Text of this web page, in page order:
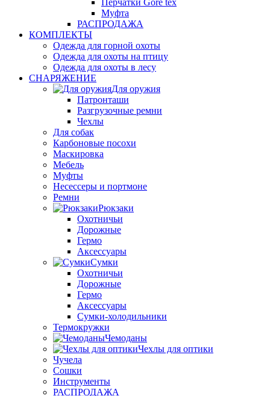
Перчатки Gore tex
Муфта
РАСПРОДАЖА
КОМПЛЕКТЫ
Одежда для горной охоты
Одежда для охоты на птицу
Одежда для охоты в лесу
СНАРЯЖЕНИЕ
Для оружия
Патронташи
Разгрузочные ремни
Чехлы
Для собак
Карбоновые посохи
Маскировка
Мебель
Муфты
Несессеры и портмоне
Ремни
Рюкзаки
Охотничьи
Дорожные
Гермо
Аксессуары
Сумки
Охотничьи
Дорожные
Гермо
Аксессуары
Сумки-холодильники
Термокружки
Чемоданы
Чехлы для оптики
Чучела
Сошки
Инструменты
РАСПРОДАЖА